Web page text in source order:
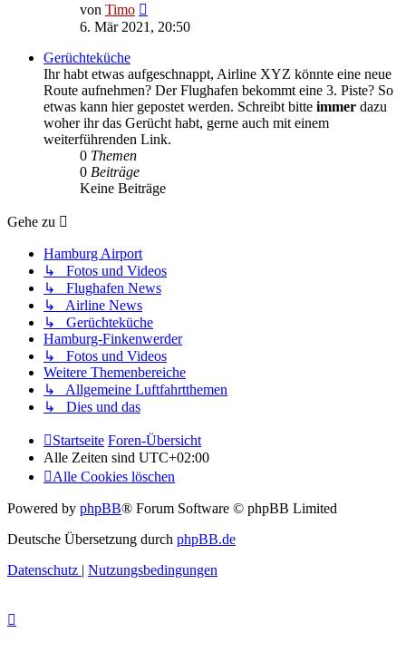
von Timo
Beitrag
6. Mär 2021, 20:50
Gerüchteküche
Ihr habt etwas aufgeschnappt, Airline XYZ könnte eine neue
Route aufnehmen? Der Flughafen bekommt eine 3. Piste? So
etwas kann hier gepostet werden. Schreibt bitte immer dazu
woher ihr das Gerücht habt, gerne auch mit einem
weiterführenden Link.
0 Themen
0 Beiträge
Keine Beiträge
Gehe zu
Hamburg Airport
↳ Fotos und Videos
↳ Flughafen News
↳ Airline News
↳ Gerüchteküche
Hamburg-Finkenwerder
↳ Fotos und Videos
Weitere Themenbereiche
↳ Allgemeine Luftfahrtthemen
↳ Dies und das
Startseite Foren-Übersicht
Alle Zeiten sind UTC+02:00
Alle Cookies löschen
Powered by phpBB® Forum Software © phpBB Limited
Deutsche Übersetzung durch phpBB.de
Datenschutz | Nutzungsbedingungen